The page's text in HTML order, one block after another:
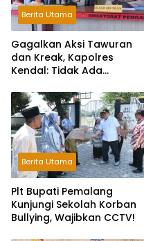
Berita Utama
Gagalkan Aksi Tawuran
dan Kreak, Kapolres
Kendal: Tidak Ada
Pelaku Kejahatan Jalanan
Berita Utama
Plt Bupati Pemalang
Kunjungi Sekolah Korban
Bullying, Wajibkan CCTV!